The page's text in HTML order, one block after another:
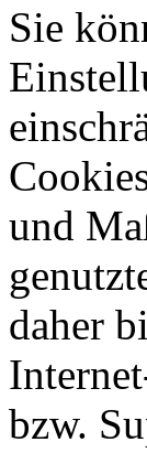
Sie
und
daher
bzw.